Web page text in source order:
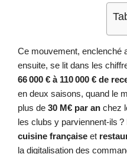
Ce mouvement, enclenché
ensuite, se lit dans les
66 000 € à 110 000 € de
en deux saisons, quand le
plus de 30 M€ par an chez
les clubs y parviennent-ils
cuisine française et
la digitalisation des